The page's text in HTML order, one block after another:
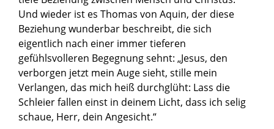
Und wieder ist es Thomas von Aquin, der diese
Beziehung wunderbar beschreibt, die sich
eigentlich nach einer immer tieferen
gefühlsvolleren Begegnung sehnt: „Jesus, den
verborgen jetzt mein Auge sieht, stille mein
Verlangen, das mich heiß durchglüht: Lass die
Schleier fallen einst in deinem Licht, dass ich selig
schaue, Herr, dein Angesicht.“